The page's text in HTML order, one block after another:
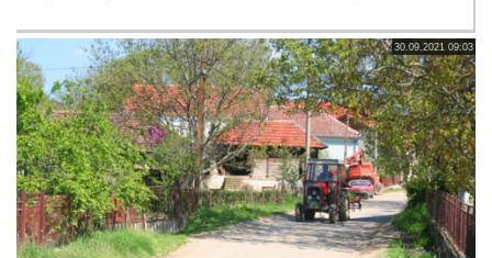
30.09.2021 09:03